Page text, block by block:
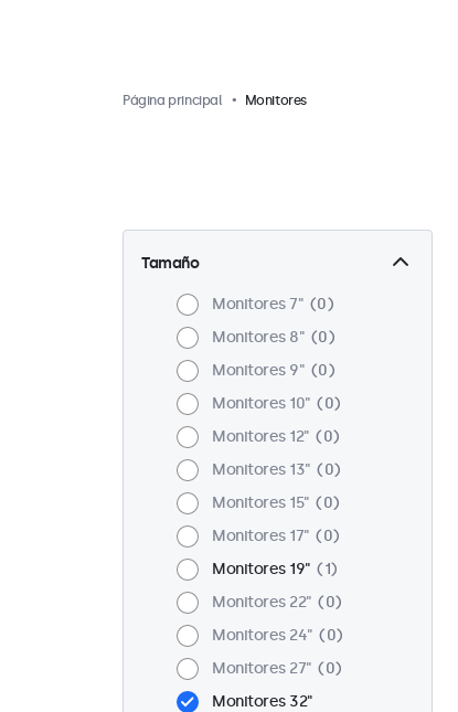
Página principal Monitores
Tamaño
Monitores 7"
0
Monitores 8"
0
Monitores 9"
0
Monitores 10"
0
Monitores 12"
0
Monitores 13"
0
Monitores 15"
0
Monitores 17"
0
Monitores 19"
1
Monitores 22"
0
Monitores 24"
0
Monitores 27"
0
Monitores 32"